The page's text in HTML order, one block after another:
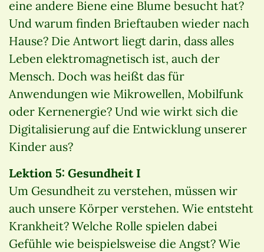
eine andere Biene eine Blume besucht hat?
Und warum finden Brieftauben wieder nach
Hause? Die Antwort liegt darin, dass alles
Leben elektromagnetisch ist, auch der
Mensch. Doch was heißt das für
Anwendungen wie Mikrowellen, Mobilfunk
oder Kernenergie? Und wie wirkt sich die
Digitalisierung auf die Entwicklung unserer
Kinder aus?
Lektion 5: Gesundheit I
Um Gesundheit zu verstehen, müssen wir
auch unsere Körper verstehen. Wie entsteht
Krankheit? Welche Rolle spielen dabei
Gefühle wie beispielsweise die Angst? Wie